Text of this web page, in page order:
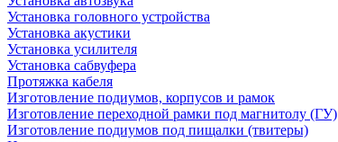
Установка головного устройства
Установка акустики
Установка усилителя
Установка сабвуфера
Протяжка кабеля
Изготовление подиумов, корпусов и рамок
Изготовление переходной рамки под магнитолу (ГУ)
Изготовление подиумов под пищалки (твитеры)